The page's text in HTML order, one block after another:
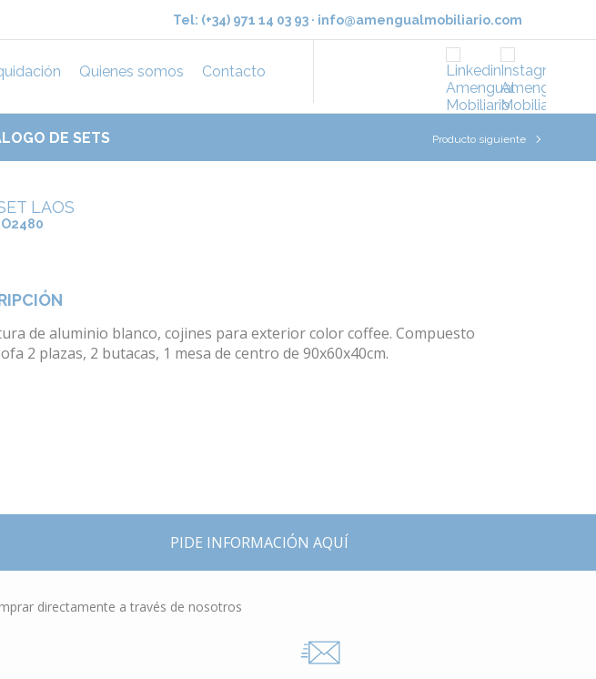
Tel: (+34) 971 14 03 93 · info@amengualmobiliario.com
Quienes somos Contacto
DE SETS Producto siguiente
LAOS
de aluminio blanco, cojines para exterior color coffee. Compuesto
2 plazas, 2 butacas, 1 mesa de centro de 90x60x40cm.
PIDE INFORMACIÓN AQUÍ
directamente a través de nosotros